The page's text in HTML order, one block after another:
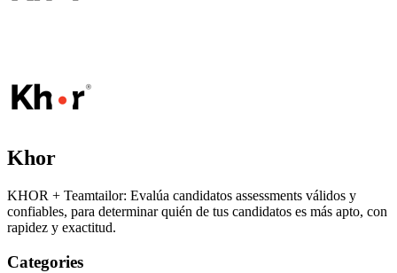
Khor
KHOR + Teamtailor: Evalúa candidatos assessments válidos y
confiables, para determinar quién de tus candidatos es más apto, con
rapidez y exactitud.
Categories